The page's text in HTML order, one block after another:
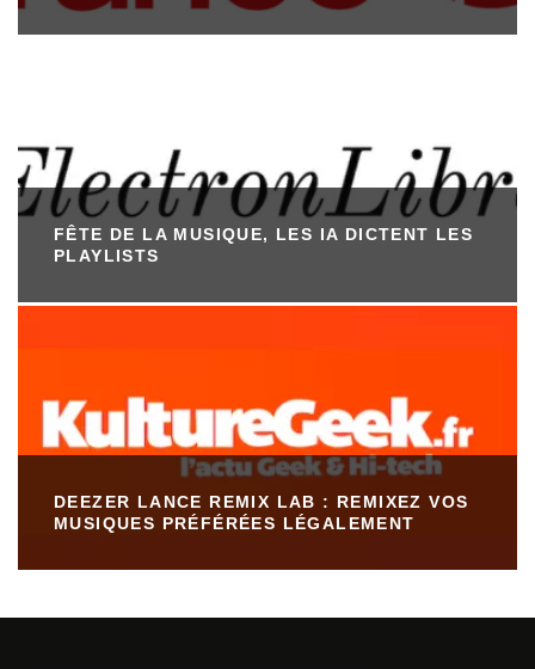
FÊTE DE LA MUSIQUE, LES IA DICTENT LES
PLAYLISTS
DEEZER LANCE REMIX LAB : REMIXEZ VOS
MUSIQUES PRÉFÉRÉES LÉGALEMENT